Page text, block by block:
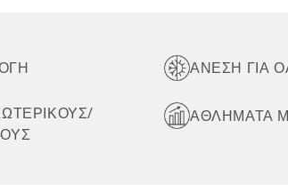
ΑΝΕΣΗ ΓΙΑ
ΑΘΛΉΜΑΤΑ